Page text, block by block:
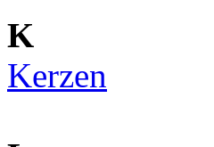
K
Kerzen